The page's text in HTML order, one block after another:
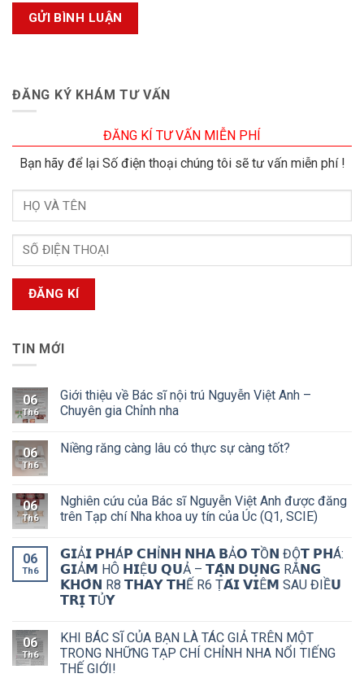
ĐĂNG KÝ KHÁM TƯ VẤN
ĐĂNG KÍ TƯ VẤN MIỄN PHÍ
Bạn hãy để lại Số điện thoại chúng tôi sẽ tư vấn miễn phí !
TIN MỚI
06
Th6
Giới thiệu về Bác sĩ nội trú Nguyễn Việt Anh –
Chuyên gia Chỉnh nha
06
Th6
Niềng răng càng lâu có thực sự càng tốt?
06
Th6
Nghiên cứu của Bác sĩ Nguyễn Việt Anh được đăng
trên Tạp chí Nha khoa uy tín của Úc (Q1, SCIE)
06
Th6
𝗚𝗜Ả𝗜 𝗣𝗛Á𝗣 𝗖𝗛Ỉ𝗡𝗛 𝗡𝗛𝗔 𝗕Ả𝗢 𝗧Ồ𝗡 ĐỘ̣𝗧 𝗣𝗛Á:
𝗚𝗜Ả𝗠 HÔ 𝗛𝗜Ệ𝗨 𝗤𝗨Ả – 𝗧𝗔̣̂𝗡 𝗗𝗨̣𝗡𝗚 RĂ𝗡𝗚
𝗞𝗛𝗢̂𝗡 R8 𝗧𝗛𝗔𝗬 𝗧𝗛Ế R6 Ṭ𝗔́𝗜 𝗩𝗜Ê𝗠 SAU ĐIỀ𝗨
𝗧𝗥𝗜̣ 𝗧Ủ𝗬
06
Th6
KHI BÁC SĨ CỦA BẠN LÀ TÁC GIẢ TRÊN MỘT
TRONG NHỮNG TẠP CHÍ CHỈNH NHA NỔI TIẾNG
THẾ GIỚI!